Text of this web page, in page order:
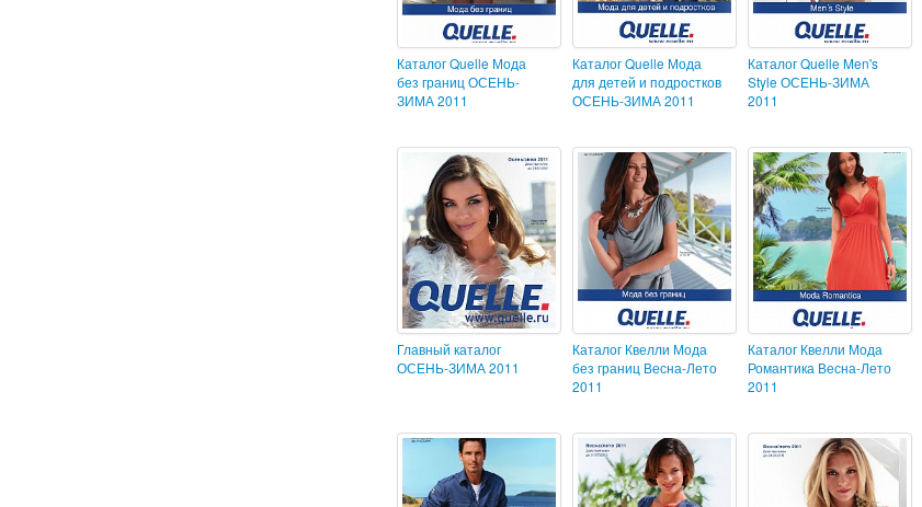
Каталог Quelle Мода
без границ ОСЕНЬ-
ЗИМА 2011
Каталог Quelle Мода
для детей и подростков
ОСЕНЬ-ЗИМА 2011
Каталог Quelle Men's
Style ОСЕНЬ-ЗИМА
2011
Главный каталог
ОСЕНЬ-ЗИМА 2011
Каталог Квелли Мода
без границ Весна-Лето
2011
Каталог Квелли Мода
Романтика Весна-Лето
2011